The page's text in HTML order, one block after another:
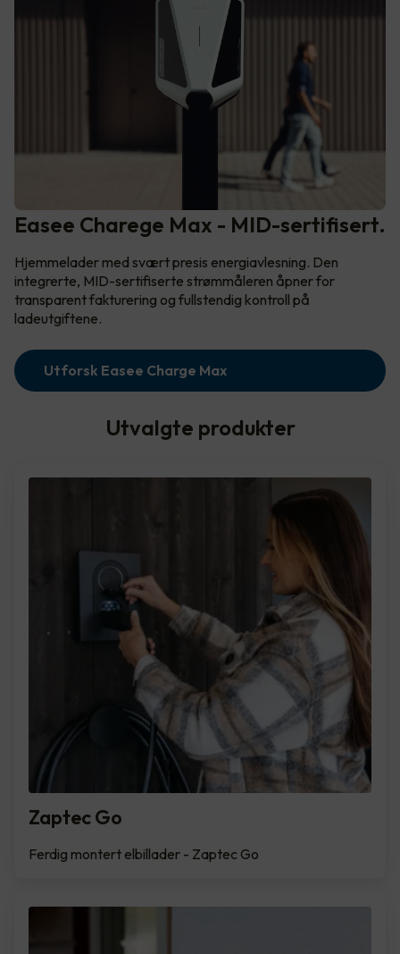
Easee Charege Max - MID-sertifisert.
Hjemmelader med svært presis energiavlesning. Den
integrerte, MID-sertifiserte strømmåleren åpner for
transparent fakturering og fullstendig kontroll på
ladeutgiftene.
Utforsk Easee Charge Max
Utvalgte produkter
Zaptec Go
Ferdig montert elbillader - Zaptec Go